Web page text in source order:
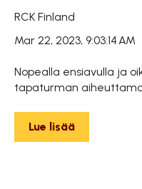
RCK Finland
Mar 22, 2023, 9:03:14 AM
Nopealla ensiavulla ja
tapaturman
Lue lisää